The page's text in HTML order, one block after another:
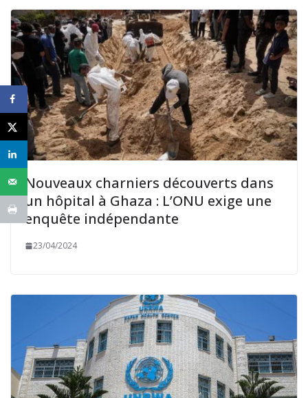
Nouveaux charniers découverts dans
un hôpital à Ghaza : L’ONU exige une
enquête indépendante
23/04/2024